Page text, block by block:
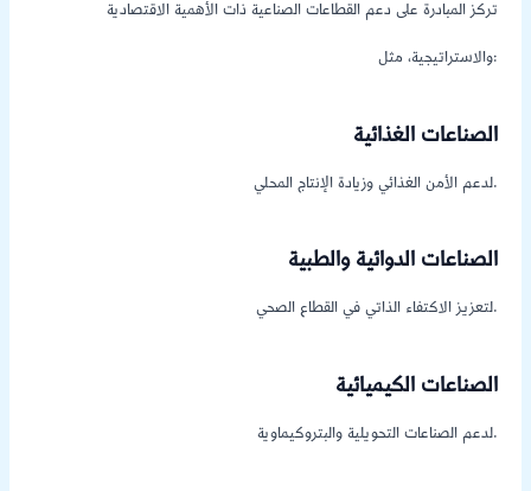
تركز المبادرة على دعم القطاعات الصناعية ذات الأهمية الاقتصادية
والاستراتيجية، مثل:
الصناعات الغذائية
لدعم الأمن الغذائي وزيادة الإنتاج المحلي.
الصناعات الدوائية والطبية
لتعزيز الاكتفاء الذاتي في القطاع الصحي.
الصناعات الكيميائية
لدعم الصناعات التحويلية والبتروكيماوية.